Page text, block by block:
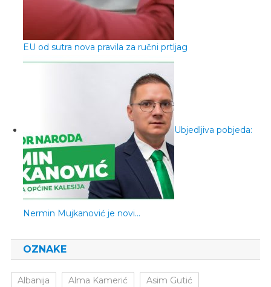
EU od sutra nova pravila za ručni prtljag
Ubjedljiva pobjeda:
Nermin Mujkanović je novi…
OZNAKE
Albanija Alma Kamerić Asim Gutić